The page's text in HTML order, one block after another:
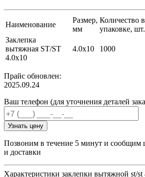
Наименование
Размер,
мм
Количество в
упаковке, шт.
Заклепка
вытяжная ST/ST
4.0х10
4.0х10 1000
Прайс обновлен:
2025.09.24
Ваш телефон (для уточнения деталей
Узнать цену
Позвоним в течение 5 минут и сообщим
и доставки
Характеристики заклепки вытяжной st/st